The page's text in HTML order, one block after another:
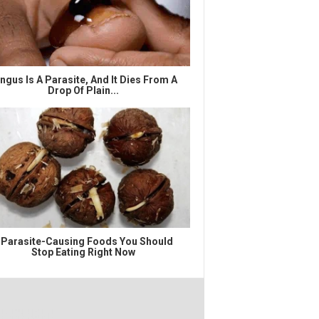
Is A Parasite, And It Dies From A
Drop Of Plain...
Causing Foods You Should
Stop Eating Right Now